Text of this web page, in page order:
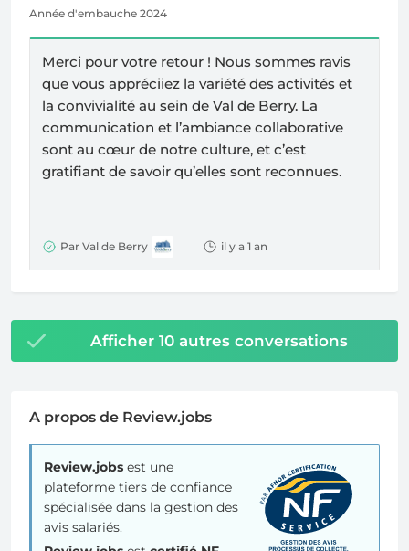
Année d'embauche 2024
Merci pour votre retour ! Nous sommes ravis
que vous appréciiez la variété des activités et
la convivialité au sein de Val de Berry. La
communication et l’ambiance collaborative
sont au cœur de notre culture, et c’est
gratifiant de savoir qu’elles sont reconnues.
Par Val de Berry il y a 1 an
Afficher 10 autres conversations
A propos de Review.jobs
Review.jobs est une
plateforme tiers de confiance
spécialisée dans la gestion des
avis salariés.